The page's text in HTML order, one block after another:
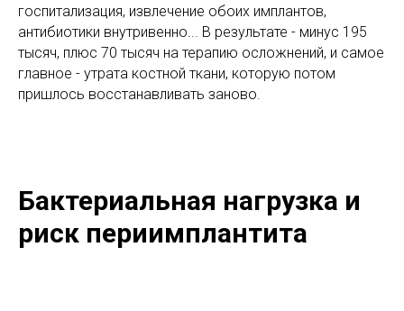
госпитализация, извлечение обоих имплантов,
антибиотики внутривенно... В результате - минус 195
тысяч, плюс 70 тысяч на терапию осложнений, и самое
главное - утрата костной ткани, которую потом
пришлось восстанавливать заново.
Бактериальная нагрузка и
риск периимплантита